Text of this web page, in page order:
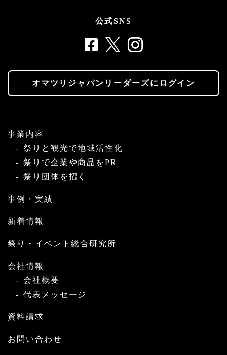
公式SNS
オマツリジャパンリーダーズにログイン
事業内容
祭りと観光で地域活性化
祭りで企業や商品をPR
祭り団体を招く
事例・実績
新着情報
祭り・イベント総合研究所
会社情報
会社概要
代表メッセージ
資料請求
お問い合わせ